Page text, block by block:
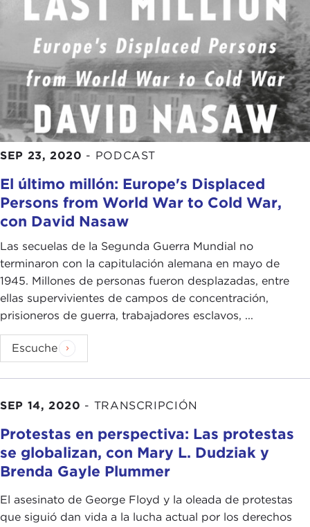
SEP 23, 2020 - PODCAST
El último millón: Europe's Displaced
Persons from World War to Cold War,
con David Nasaw
Las secuelas de la Segunda Guerra Mundial no
terminaron con la capitulación alemana en mayo de
1945. Millones de personas fueron desplazadas, entre
ellas supervivientes de campos de concentración,
prisioneros de guerra, trabajadores esclavos, ...
Escuche
SEP 14, 2020 - TRANSCRIPCIÓN
Protestas en perspectiva: Las protestas
se globalizan, con Mary L. Dudziak y
Brenda Gayle Plummer
El asesinato de George Floyd y la oleada de protestas
que siguió dan vida a la lucha actual por los derechos